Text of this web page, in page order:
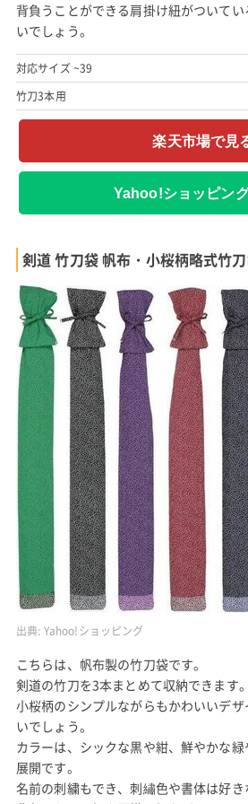
背負うことができる肩掛け紐がついて
いでしょう。
対応サイズ ~39
竹刀3本用
楽天市場で見
Yahoo!ショッピン
剣道 竹刀袋 帆布・小桜柄略式竹
出典: Yahoo!ショッピング
こちらは、帆布製の竹刀袋です。
剣道の竹刀を3本まとめて収納できます。
小桜柄のシンプルながらもかわいいデ
いでしょう。
カラーは、シックな黒や紺、鮮やかな
展開です。
名前の刺繍もでき、刺繡色や書体は好き